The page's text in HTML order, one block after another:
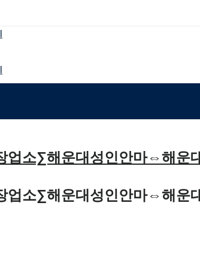
업소∑해운대성인안마⇔해운
업소∑해운대성인안마⇔해운